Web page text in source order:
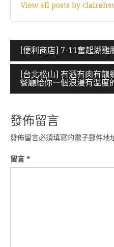
View all posts by
文
章
導
覽
[便利商店] 7-11奮起湖雞
[台北松山] 有酒有肉有龍
餐廳給你一個浪漫有溫度
發佈留言
發佈留言必須填寫的電子郵件地
留言 *